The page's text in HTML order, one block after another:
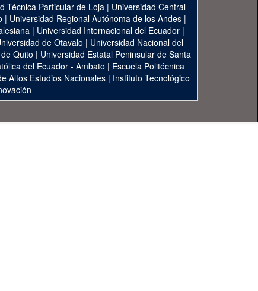
Técnica Particular de Loja | Universidad Central
| Universidad Regional Autónoma de los Andes|
| Universidad Internacional del Ecuador|
de Otavalo | Universidad Nacional del
Quito | Universidad Estatal Peninsular de Santa
del Ecuador - Ambato | Escuela Politécnica
Altos Estudios Nacionales | Instituto Tecnológico